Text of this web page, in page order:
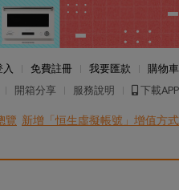
入 免費註冊 我要匯款
購物車
開箱分享 服務說明 下載APP
覽 新增「恒生虛擬帳號」增值方式